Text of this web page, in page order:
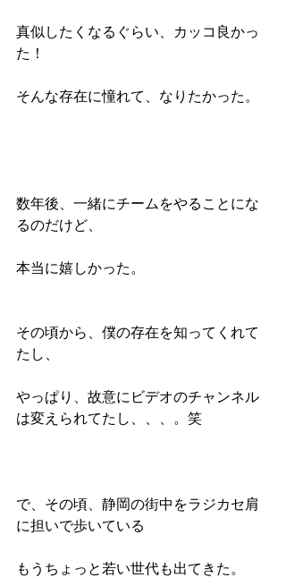
真似したくなるぐらい、カッコ良かっ
た！
そんな存在に憧れて、なりたかった。
数年後、一緒にチームをやることにな
るのだけど、
本当に嬉しかった。
その頃から、僕の存在を知ってくれて
たし、
やっぱり、故意にビデオのチャンネル
は変えられてたし、、、。笑
で、その頃、静岡の街中をラジカセ肩
に担いで歩いている
もうちょっと若い世代も出てきた。